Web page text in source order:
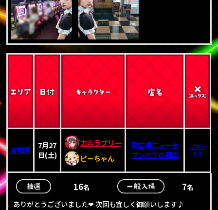
宮城県
7月27
日(土)
カルラブリー
ピーちゃん
夢広場ニューセ
ブン六丁の目店
ポスト
する
16名 7名
ありがとうございました❤ 次回も宜しく御願いします♪